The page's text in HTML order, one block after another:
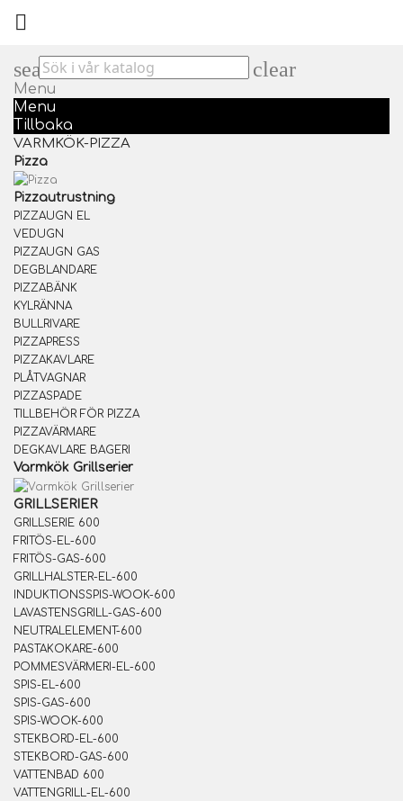

search
clear
Menu
Menu
Tillbaka
VARMKÖK-PIZZA
Pizza
Pizzautrustning
PIZZAUGN EL
VEDUGN
PIZZAUGN GAS
DEGBLANDARE
PIZZABÄNK
KYLRÄNNA
BULLRIVARE
PIZZAPRESS
PIZZAKAVLARE
PLÅTVAGNAR
PIZZASPADE
TILLBEHÖR FÖR PIZZA
PIZZAVÄRMARE
DEGKAVLARE BAGERI
Varmkök Grillserier
GRILLSERIER
GRILLSERIE 600
FRITÖS-EL-600
FRITÖS-GAS-600
GRILLHALSTER-EL-600
INDUKTIONSSPIS-WOOK-600
LAVASTENSGRILL-GAS-600
NEUTRALELEMENT-600
PASTAKOKARE-600
POMMESVÄRMERI-EL-600
SPIS-EL-600
SPIS-GAS-600
SPIS-WOOK-600
STEKBORD-EL-600
STEKBORD-GAS-600
VATTENBAD 600
VATTENGRILL-EL-600